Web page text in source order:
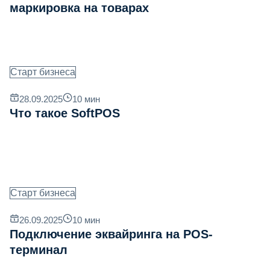
маркировка на товарах
Старт бизнеса
28.09.2025 10 мин
Что такое SoftPOS
Старт бизнеса
26.09.2025 10 мин
Подключение эквайринга на POS-
терминал